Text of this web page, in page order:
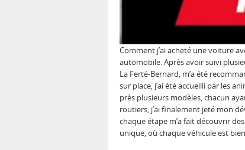
Comment j’ai acheté une voiture
automobile. Après avoir suivi
La Ferté-Bernard, m’a été
sur place, j’ai été accueilli par les
près plusieurs modèles, chacun
routiers, j’ai finalement jeté mon
chaque étape m’a fait découvrir
unique, où chaque véhicule est